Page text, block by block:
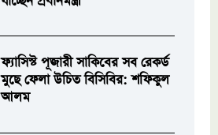
ফ্যাসিস্ট পূজারী সাকিবের সব রেকর্ড
মুছে ফেলা উচিত বিসিবির: শফিকুল
আলম